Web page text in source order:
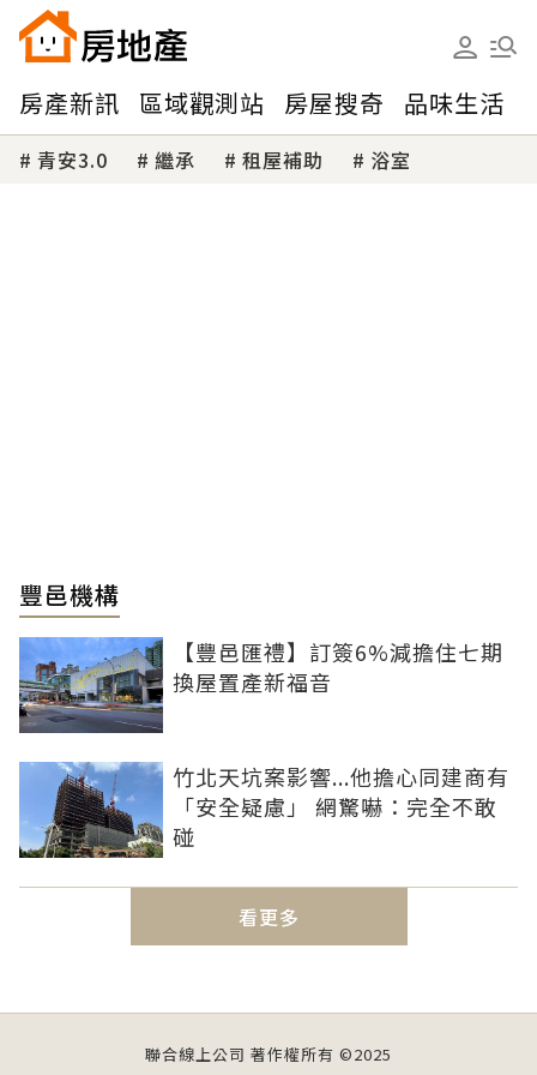
房產新訊 區域觀測站 房屋搜奇 品味生活
青安3.0 繼承 租屋補助 浴室
豐邑機構
【豐邑匯禮】訂簽6%減擔住七期
換屋置產新福音
竹北天坑案影響...他擔心同建商有
「安全疑慮」 網驚嚇：完全不敢
碰
看更多
聯合線上公司 著作權所有 ©2025